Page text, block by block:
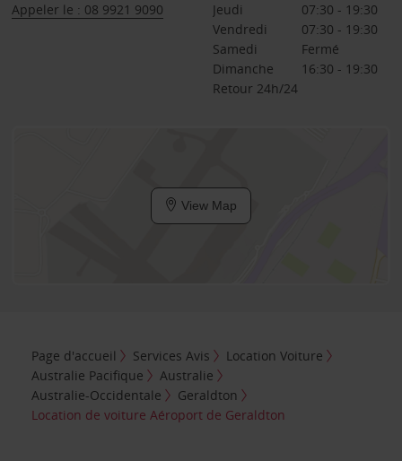
Appeler le : 08 9921 9090
Jeudi
07:30 - 19:30
Vendredi
07:30 - 19:30
Samedi
Fermé
Dimanche
16:30 - 19:30
Retour 24h/24
View Map
Page d'accueil Services Avis
Location Voiture
Australie Pacifique
Australie
Australie-Occidentale
Geraldton
Location de voiture Aéroport de Geraldton